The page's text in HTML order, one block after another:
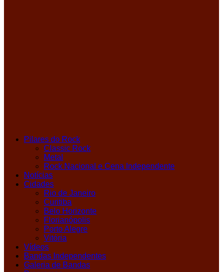
Pilares do Rock
Classic Rock
Metal
Rock Nacional e Cena Independente
Notícias
Cidades
Rio de Janeiro
Curitiba
Belo Horizonte
Florianópolis
Porto Alegre
Vitória
Vídeos
Bandas Independentes
Galeria de Bandas